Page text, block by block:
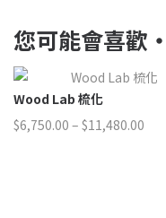
您可能會喜
價
Wood Lab
$980.00